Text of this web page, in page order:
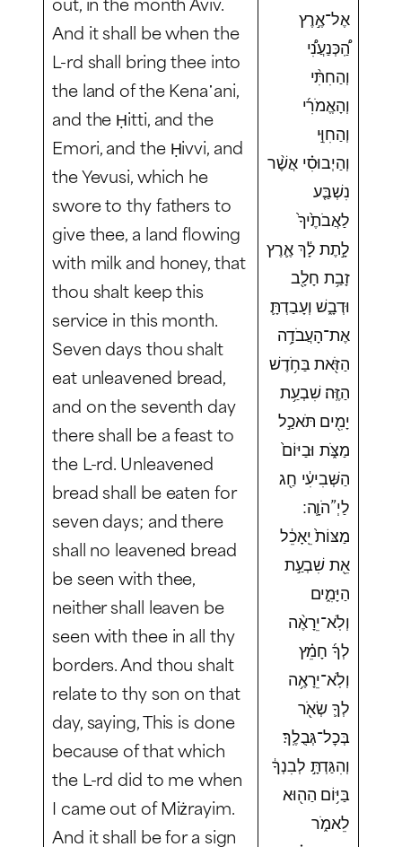
And it shall be when the
L-rd shall bring thee into
the land of the Kena῾ani,
and the Ḥitti, and the
Emori, and the Ḥivvi, and
the Yevusi, which he
swore to thy fathers to
give thee, a land flowing
with milk and honey, that
thou shalt keep this
service in this month.
Seven days thou shalt
eat unleavened bread,
and on the seventh day
there shall be a feast to
the L-rd. Unleavened
bread shall be eaten for
seven days; and there
shall no leavened bread
be seen with thee,
neither shall leaven be
seen with thee in all thy
borders. And thou shalt
relate to thy son on that
day, saying, This is done
because of that which
the L-rd did to me when
I came out of Miżrayim.
And it shall be for a sign
אֶל־אֶ֣רֶץ
הַֽ֠כְּנַעֲנִ֠י
וְהַחִתִּ֨י
וְהָאֱמֹרִ֜י
וְהַחִוִּ֣י
וְהַיְבוּסִ֗י אֲשֶׁ֨ר
נִשְׁבַּ֤ע
לַאֲבֹתֶ֙יךָ֙
לָ֣תֶת לָ֔ךְ אֶ֛רֶץ
זָבַ֥ת חָלָ֖ב
וּדְבָ֑שׁ וְעָבַדְתָּ֛
אֶת־הָעֲבֹדָ֥ה
הַזֹּ֖את בַּחֹ֥דֶשׁ
הַזֶּֽה׃ שִׁבְעַ֥ת
יָמִ֖ים תֹּאכַ֣ל
מַצֹּ֑ת וּבַיּוֹם֙
הַשְּׁבִיעִ֔י חַ֖ג
לַיְ”הֹוָ֛ה ׃
מַצּוֹת֙ יֵֽאָכֵ֔ל
אֵ֖ת שִׁבְעַ֣ת
הַיָּמִ֑ים
וְלֹֽא־יֵרָאֶ֨ה
לְךָ֜ חָמֵ֗ץ
וְלֹֽא־יֵרָאֶ֥ה
לְךָ֛ שְׂאֹ֖ר
בְּכׇל־גְּבֻלֶֽךָ׃
וְהִגַּדְתָּ֣ לְבִנְךָ֔
בַּיּ֥וֹם הַה֖וּא
לֵאמֹ֑ר